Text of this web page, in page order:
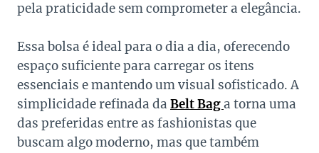
pela praticidade sem comprometer a elegância.
Essa bolsa é ideal para o dia a dia, oferecendo
espaço suficiente para carregar os itens
essenciais e mantendo um visual sofisticado. A
simplicidade refinada da Belt Baga torna uma
das preferidas entre as fashionistas que
buscam algo moderno, mas que também